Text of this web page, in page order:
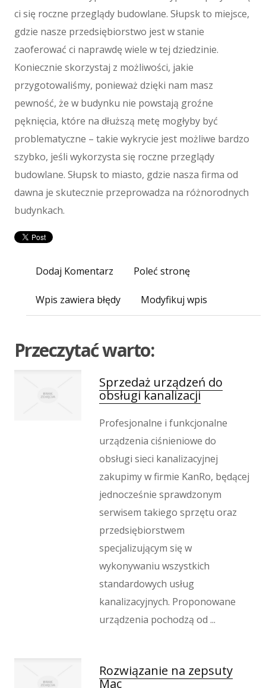
Odzież
Sport
Elektronika, RTV, AGD
Art. Dla Zwierząt
Ogród, Rośliny
Art. Spożywcze
Materiały Eksploatacyjne
Inne Sklepy
Maszyny
Maszyny
Narzędzia
Części Samochodowe
Usługi Motoryzacyjne
Salony, Komisy
Agencje Reklamowe
Inne Agencje
Wigor
Imprezy Integracyjne
Hobby
Zajęcia Sportowe i Rekreacyjne
Produkcja
Informatyczne
Restauracje, Catering
Fotografia
Adwokaci, Porady Prawne
Ślub i Wesele
Weterynaryjne, Hodowla Zwierząt
Sprzątanie, Porządkowanie
Serwis
Inne Usługi
Podróże
ci się roczne przeglądy budowlane. Słupsk to miejsce,
gdzie nasze przedsiębiorstwo jest w stanie
zaoferować ci naprawdę wiele w tej dziedzinie.
Koniecznie skorzystaj z możliwości, jakie
przygotowaliśmy, ponieważ dzięki nam masz
pewność, że w budynku nie powstają groźne
pęknięcia, które na dłuższą metę mogłyby być
problematyczne – takie wykrycie jest możliwe bardzo
szybko, jeśli wykorzysta się roczne przeglądy
budowlane. Słupsk to miasto, gdzie nasza firma od
dawna je skutecznie przeprowadza na różnorodnych
budynkach.
Dodaj Komentarz Poleć stronę
Wpis zawiera błędy Modyfikuj wpis
Przeczytać warto:
Sprzedaż urządzeń do
obsługi kanalizacji
Profesjonalne i funkcjonalne
urządzenia ciśnieniowe do
obsługi sieci kanalizacyjnej
zakupimy w firmie KanRo, będącej
jednocześnie sprawdzonym
serwisem takiego sprzętu oraz
przedsiębiorstwem
specjalizującym się w
wykonywaniu wszystkich
standardowych usług
kanalizacyjnych. Proponowane
urządzenia pochodzą od ...
Rozwiązanie na zepsuty
Mac